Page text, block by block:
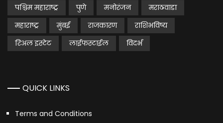
पश्चिम महाराष्ट्र
पुणे मनोरंजन
मराठवाडा
महाराष्ट्र
मुंबई राजकारण
राशिभविष्य
रिअल इस्टेट
लाईफस्टाईल विदर्भ
QUICK LINKS
Terms and Conditions